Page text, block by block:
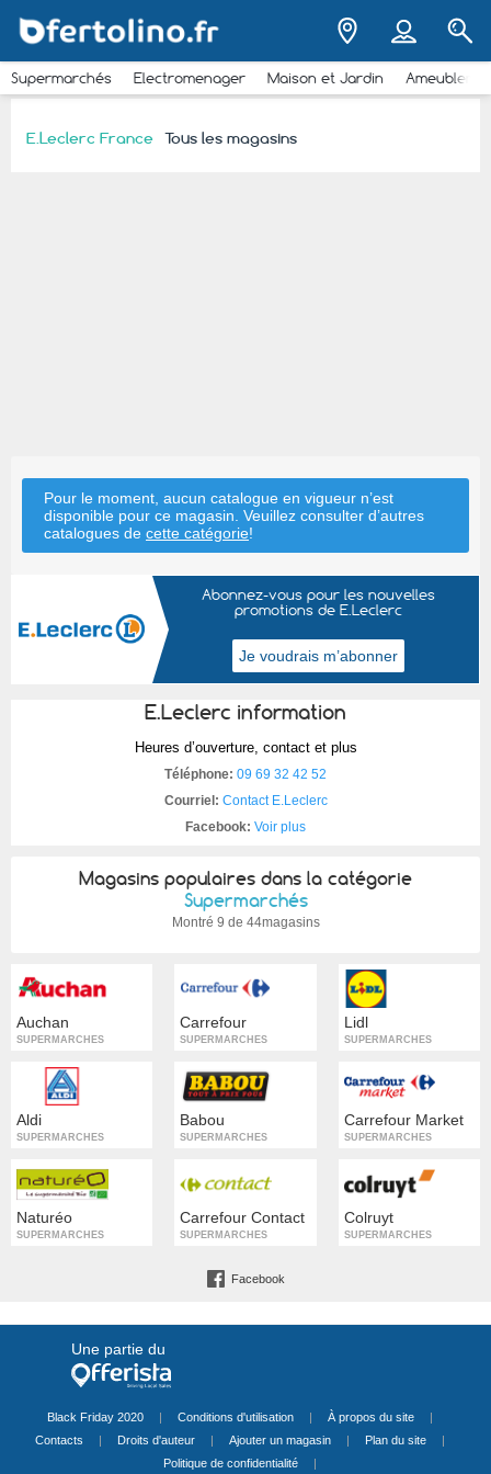
Supermarchés Electromenager Maison et Jardin
Tous les magasins
E.Leclerc France
Pour le moment, aucun catalogue en vigueur n’est
disponible pour ce magasin. Veuillez consulter d’autres
catalogues de cette catégorie!
Abonnez-vous pour les nouvelles
promotions de E.Leclerc
E.Leclerc information
Heures d’ouverture, contact et plus
Téléphone: 09 69 32 42 52
Courriel: Contact E.Leclerc
Facebook: Voir plus
Magasins populaires dans la catégorie
Supermarchés
Montré 9 de 44magasins
Auchan
SUPERMARCHÉS
Carrefour
SUPERMARCHÉS
Lidl
SUPERMARCHÉS
Aldi
SUPERMARCHÉS
Babou
SUPERMARCHÉS
Carrefour Market
SUPERMARCHÉS
Naturéo
SUPERMARCHÉS
Carrefour Contact
SUPERMARCHÉS
Colruyt
SUPERMARCHÉS
Facebook
Une partie du
Black Friday 2020 | Conditions d'utilisation | À propos du site
|
Contacts
| Droits d'auteur | Ajouter un magasin | Plan du site
|
Politique de confidentialité
|